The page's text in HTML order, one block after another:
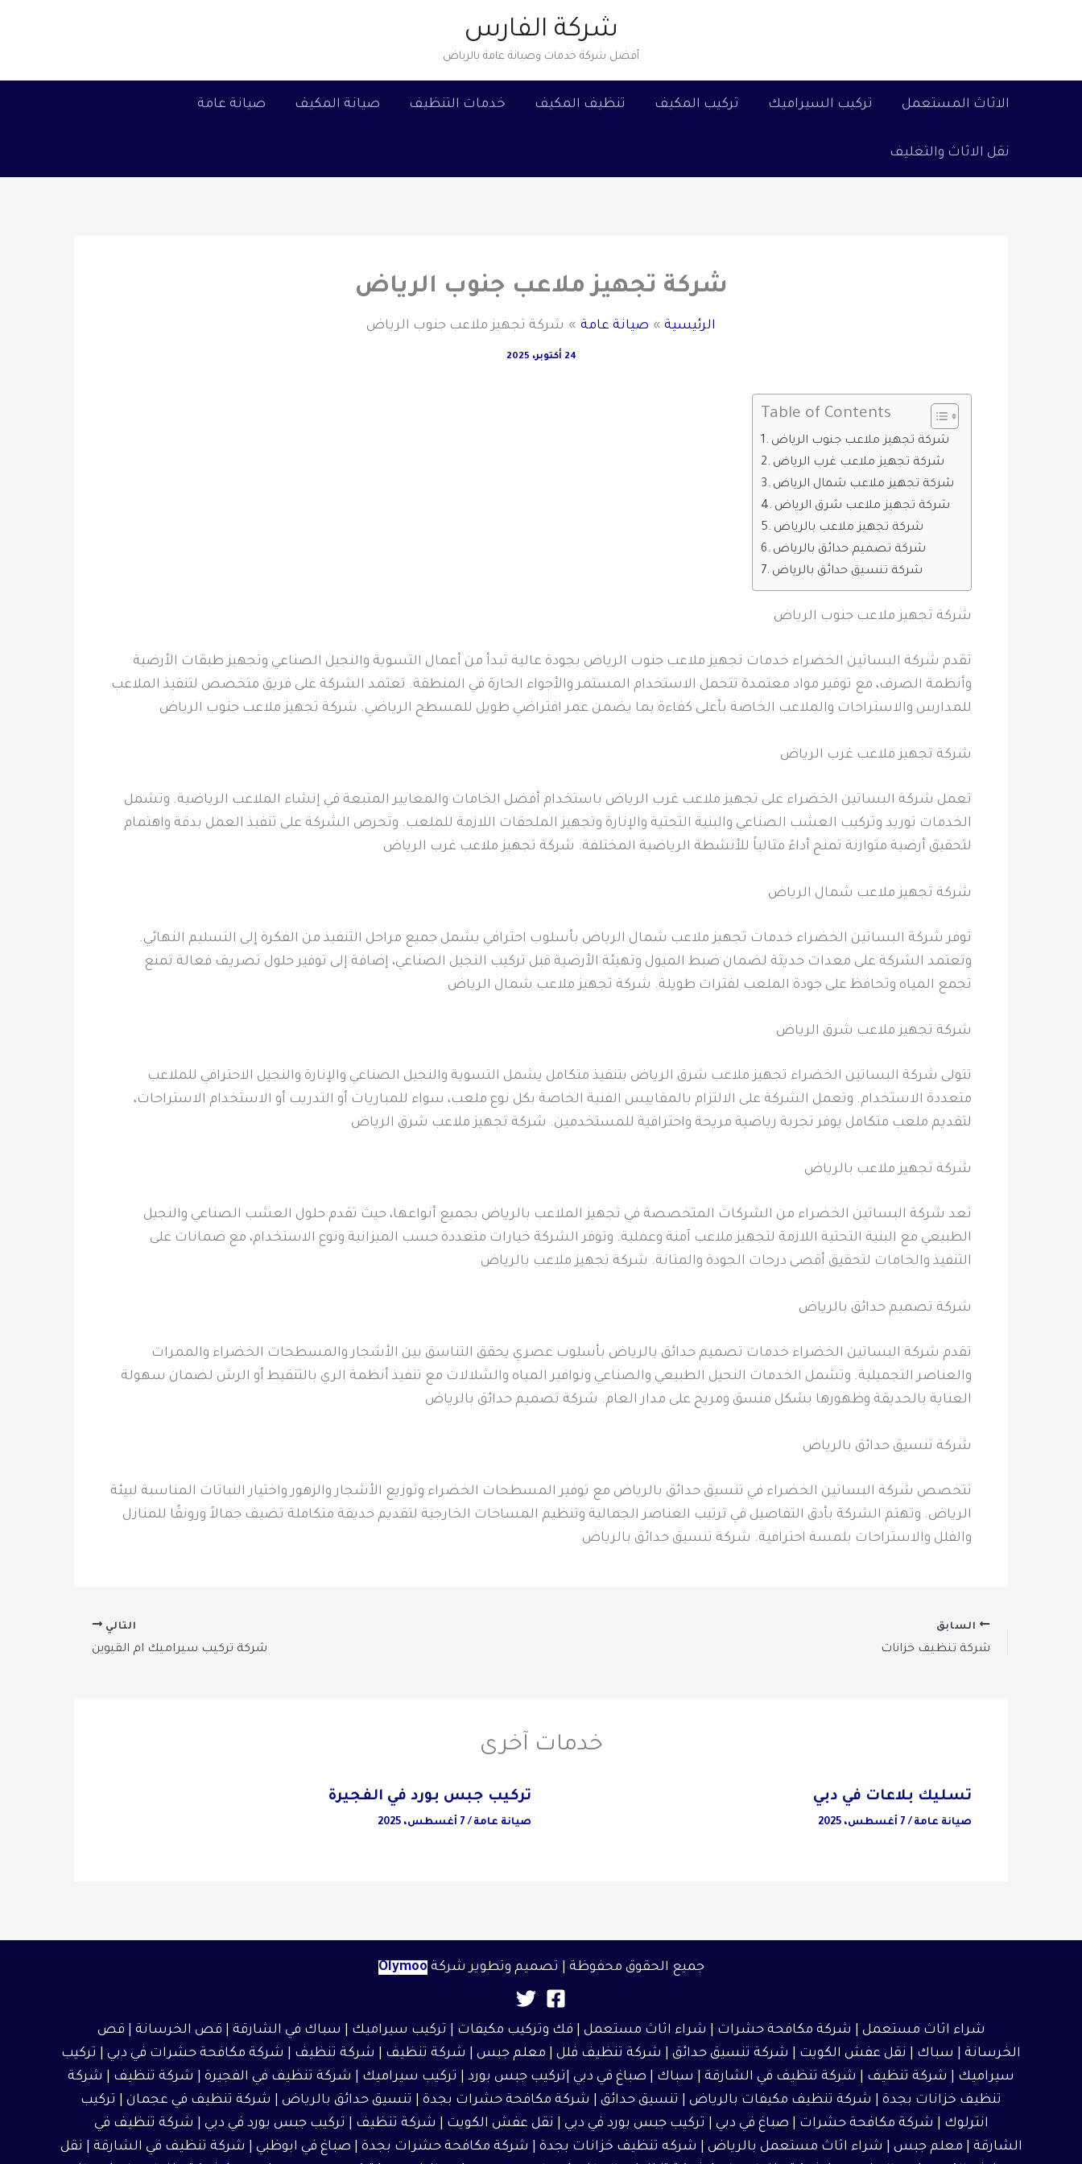
شركة الفارس
أفضل شركة خدمات وصيانة عامة بالرياض
الاثاث المستعمل تركيب السيراميك تركيب المكيف تنظيف المكيف خدمات التنظيف صيانة المكيف صيانة عامة
نقل الاثاث والتغليف
شركة تجهيز ملاعب جنوب الرياض
الرئيسية صيانة عامة شركة تجهيز ملاعب جنوب الرياض
24 أكتوبر، 2025
Table of Contents
شركة تجهيز ملاعب جنوب الرياض
شركة تجهيز ملاعب غرب الرياض
شركة تجهيز ملاعب شمال الرياض
شركة تجهيز ملاعب شرق الرياض
شركة تجهيز ملاعب بالرياض
شركة تصميم حدائق بالرياض
شركة تنسيق حدائق بالرياض
شركة تجهيز ملاعب جنوب الرياض
تقدم شركة البساتين الخضراء خدمات تجهيز ملاعب جنوب الرياض بجودة عالية تبدأ من أعمال التسوية والنجيل الصناعي وتجهيز طبقات الأرضية
وأنظمة الصرف، مع توفير مواد معتمدة تتحمل الاستخدام المستمر والأجواء الحارة في المنطقة. تعتمد الشركة على فريق متخصص لتنفيذ الملاعب
للمدارس والاستراحات والملاعب الخاصة بأعلى كفاءة بما يضمن عمر افتراضي طويل للمسطح الرياضي. شركة تجهيز ملاعب جنوب الرياض
شركة تجهيز ملاعب غرب الرياض
تعمل شركة البساتين الخضراء على تجهيز ملاعب غرب الرياض باستخدام أفضل الخامات والمعايير المتبعة في إنشاء الملاعب الرياضية. وتشمل
الخدمات توريد وتركيب العشب الصناعي والبنية التحتية والإنارة وتجهيز الملحقات اللازمة للملعب. وتحرص الشركة على تنفيذ العمل بدقة واهتمام
لتحقيق أرضية متوازنة تمنح أداءً مثالياً للأنشطة الرياضية المختلفة. شركة تجهيز ملاعب غرب الرياض
شركة تجهيز ملاعب شمال الرياض
توفر شركة البساتين الخضراء خدمات تجهيز ملاعب شمال الرياض بأسلوب احترافي يشمل جميع مراحل التنفيذ من الفكرة إلى التسليم النهائي.
وتعتمد الشركة على معدات حديثة لضمان ضبط الميول وتهيئة الأرضية قبل تركيب النجيل الصناعي، إضافة إلى توفير حلول تصريف فعالة تمنع
تجمع المياه وتحافظ على جودة الملعب لفترات طويلة. شركة تجهيز ملاعب شمال الرياض
شركة تجهيز ملاعب شرق الرياض
تتولى شركة البساتين الخضراء تجهيز ملاعب شرق الرياض بتنفيذ متكامل يشمل التسوية والنجيل الصناعي والإنارة والنجيل الاحترافي للملاعب
متعددة الاستخدام. وتعمل الشركة على الالتزام بالمقاييس الفنية الخاصة بكل نوع ملعب، سواء للمباريات أو التدريب أو الاستخدام الاستراحات،
لتقديم ملعب متكامل يوفر تجربة رياضية مريحة واحترافية للمستخدمين. شركة تجهيز ملاعب شرق الرياض
شركة تجهيز ملاعب بالرياض
تعد شركة البساتين الخضراء من الشركات المتخصصة في تجهيز الملاعب بالرياض بجميع أنواعها، حيث تقدم حلول العشب الصناعي والنجيل
الطبيعي مع البنية التحتية اللازمة لتجهيز ملاعب آمنة وعملية. وتوفر الشركة خيارات متعددة حسب الميزانية ونوع الاستخدام، مع ضمانات على
التنفيذ والخامات لتحقيق أقصى درجات الجودة والمتانة. شركة تجهيز ملاعب بالرياض
شركة تصميم حدائق بالرياض
تقدم شركة البساتين الخضراء خدمات تصميم حدائق بالرياض بأسلوب عصري يحقق التناسق بين الأشجار والمسطحات الخضراء والممرات
والعناصر التجميلية. وتشمل الخدمات النجيل الطبيعي والصناعي ونوافير المياه والشلالات مع تنفيذ أنظمة الري بالتنقيط أو الرش لضمان سهولة
العناية بالحديقة وظهورها بشكل منسق ومريح على مدار العام. شركة تصميم حدائق بالرياض
شركة تنسيق حدائق بالرياض
تتخصص شركة البساتين الخضراء في تنسيق حدائق بالرياض مع توفير المسطحات الخضراء وتوزيع الأشجار والزهور واختيار النباتات المناسبة لبيئة
الرياض. وتهتم الشركة بأدق التفاصيل في ترتيب العناصر الجمالية وتنظيم المساحات الخارجية لتقديم حديقة متكاملة تضيف جمالاً ورونقًا للمنازل
والفلل والاستراحات بلمسة احترافية. شركة تنسيق حدائق بالرياض
السابق
شركة تنظيف خزانات
التالي
شركة تركيب سيراميك ام القيوين
خدمات آخرى
تسليك بلاعات في دبي
صيانة عامة / 7 أغسطس، 2025
تركيب جبس بورد في الفجيرة
صيانة عامة / 7 أغسطس، 2025
جميع الحقوق محفوظة | تصميم وتطوير شركة Olymoo
شراء اثاث مستعمل شركة مكافحة حشرات شراء اثاث مستعمل | فك وتركيب مكيفات | تركيب سيراميك | سباك في الشارقة قص الخرسانة | قص
الخرسانة | سباك |
نقل عفش الكويت شركة تنسيق حدائق شركة تنظيف فلل معلم جبس شركة تنظيف شركة تنظيف شركة مكافحة حشرات في دبي
تركيب
سيراميك
شركة تنظيف شركة تنظيف في الشارقة | سباك | صباغ في دبي |تركيب جبس بورد | تركيب سيراميك شركة تنظيف في الفجيرة شركة تنظيف
شركة
تنظيف خزانات بجدة
شركة تنظيف مكيفات بالرياض تنسيق حدائق شركة مكافحة حشرات بجدة تنسيق حدائق بالرياض شركة تنظيف في عجمان | تركيب
انترلوك | شركة مكافحة حشرات صباغ في دبي | تركيب جبس بورد في دبي | نقل عفش الكويت | شركة تنظيف | تركيب جبس بورد في دبي | شركة تنظيف في
الشارقة
معلم جبس شراء اثاث مستعمل بالرياض شركه تنظيف خزانات بجدة شركة مكافحة حشرات بجدة صباغ في ابوظبي شركة تنظيف في الشارقة
نقل